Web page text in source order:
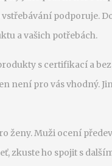
podporuje.
a vašich potřebách.
s certifikací a
není pro vás vhodný.
ženy. Muži ocení
zkuste ho spojit s